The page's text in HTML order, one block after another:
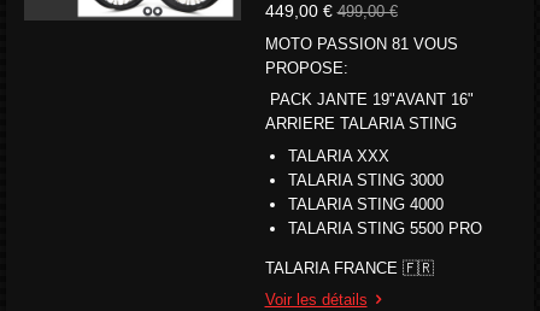
449,00 € 499,00 €
MOTO PASSION 81 VOUS
PROPOSE:
PACK JANTE 19"AVANT 16"
ARRIERE TALARIA STING
TALARIA XXX
TALARIA STING 3000
TALARIA STING 4000
TALARIA STING 5500 PRO
TALARIA FRANCE 🇫🇷
Voir les détails